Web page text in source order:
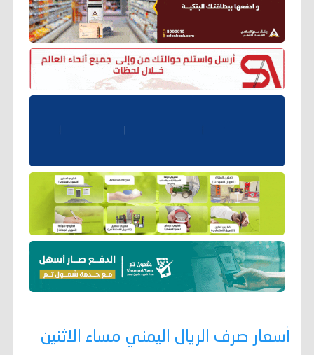
أسعار صرف الريال اليمني مساء الاثنين